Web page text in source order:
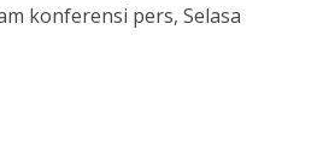
konferensi pers, Selasa